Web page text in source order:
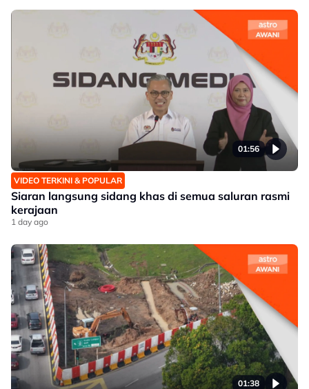
01:56
VIDEO TERKINI & POPULAR
Siaran langsung sidang khas di semua saluran rasmi
kerajaan
1 day ago
01:38